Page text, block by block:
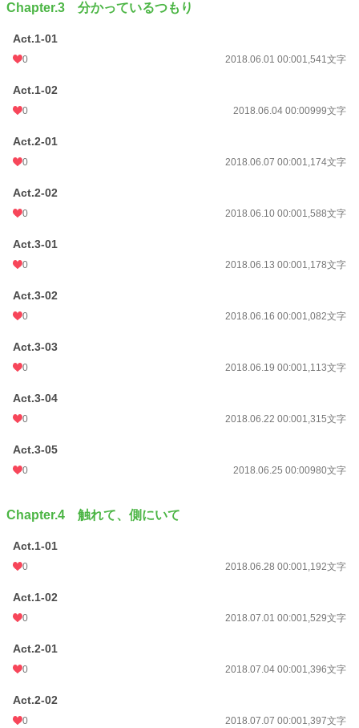
Chapter.3 分かっているつもり
Act.1-01
0 2018.06.01 00:001,541文字
Act.1-02
0 2018.06.04 00:00999文字
Act.2-01
0 2018.06.07 00:001,174文字
Act.2-02
0 2018.06.10 00:001,588文字
Act.3-01
0 2018.06.13 00:001,178文字
Act.3-02
0 2018.06.16 00:001,082文字
Act.3-03
0 2018.06.19 00:001,113文字
Act.3-04
0 2018.06.22 00:001,315文字
Act.3-05
0 2018.06.25 00:00980文字
Chapter.4 触れて、側にいて
Act.1-01
0 2018.06.28 00:001,192文字
Act.1-02
0 2018.07.01 00:001,529文字
Act.2-01
0 2018.07.04 00:001,396文字
Act.2-02
0 2018.07.07 00:001,397文字